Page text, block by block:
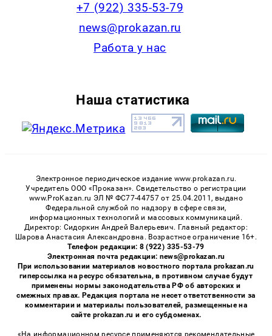
+7 (922) 335-53-79
news@prokazan.ru
Работа у нас
Наша статистика
Электронное периодическое издание www.prokazan.ru.
Учредитель ООО «Проказан». Cвидетельство о регистрации
www.ProKazan.ru ЭЛ № ФС77-44757 от 25.04.2011, выдано
Федеральной службой по надзору в сфере связи,
информационных технологий и массовых коммуникаций.
Директор: Сидоркин Андрей Валерьевич. Главный редактор:
Шарова Анастасия Александровна. Возрастное ограничение 16+.
Телефон редакции: 8 (922) 335-53-79
Электронная почта редакции: news@prokazan.ru
При использовании материалов новостного портала prokazan.ru
гиперссылка на ресурс обязательна, в противном случае будут
применены нормы законодательства РФ об авторских и
смежных правах. Редакция портала не несет ответственности за
комментарии и материалы пользователей, размещенные на
сайте prokazan.ru и его субдоменах.